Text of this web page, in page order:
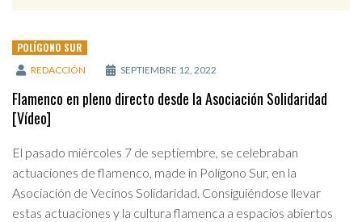
POLÍGONO SUR
REDACCIÓN SEPTIEMBRE 12, 2022
Flamenco en pleno directo desde la Asociación Solidaridad
[Vídeo]
El pasado miércoles 7 de septiembre, se celebraban
actuaciones de flamenco, made in Polígono Sur, en la
Asociación de Vecinos Solidaridad. Consiguiéndose llevar
estas actuaciones y la cultura flamenca a espacios abiertos